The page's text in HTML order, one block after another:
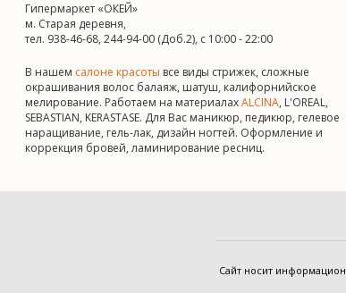
Гипермаркет «ОКЕЙ»
м. Старая деревня,
тел. 938-46-68, 244-94-00 (Доб.2), c 10:00 - 22:00
В нашем салоне красоты все виды стрижек, сложные
окрашивания волос балаяж, шатуш, калифорнийское
мелирование. Работаем на материалахALCINA, L'OREAL,
SEBASTIAN, KERASTASE. Для Вас маникюр, педикюр, гелевое
наращивание, гель-лак, дизайн ногтей. Оформление и
коррекция бровей, ламинирование ресниц.
Cайт носит